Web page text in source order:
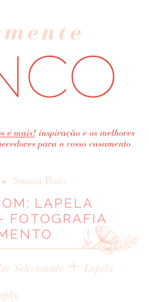
& EDITORIAIS
• Susana Pinto
LAPELA
FOTOGRAFIA
Selecionado + Lapela